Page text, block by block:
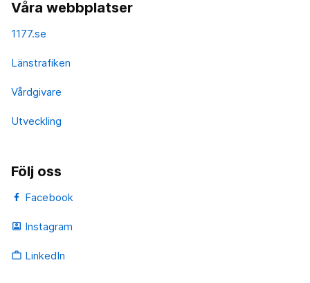
Våra webbplatser
1177.se
Länstrafiken
Vårdgivare
Utveckling
Följ oss
Facebook
portrait Instagram
work_outline LinkedIn